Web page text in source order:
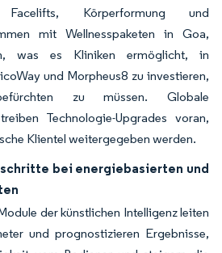
Körperformung und
mit Wellnesspaketen in Goa,
was es Kliniken ermöglicht, in
und Morpheus8 zu investieren,
zu müssen. Globale
Technologie-Upgrades voran,
Klientel weitergegeben werden.
bei energiebasierten und
der künstlichen Intelligenz leiten
und prognostizieren Ergebnisse,